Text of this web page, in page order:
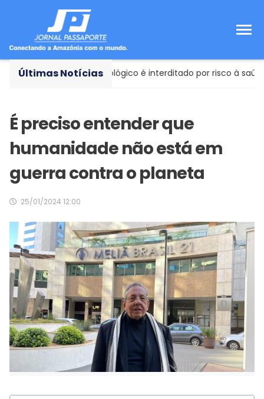
Últimas Notícias
odontológico é interditado por risco à saúde em
É preciso entender que
humanidade não está em
guerra contra o planeta
25/01/2024 12:00